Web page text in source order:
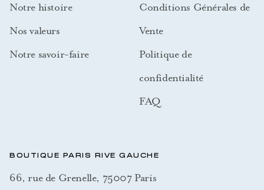
Notre histoire
Nos valeurs
Notre savoir-faire
Conditions Générales de
Vente
Politique de
confidentialité
FAQ
BOUTIQUE PARIS RIVE GAUCHE
66, rue de Grenelle, 75007 Paris